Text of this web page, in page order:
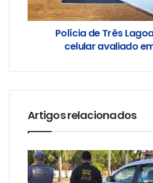
Polícia de Três
celular avaliado
Artigos relacionados